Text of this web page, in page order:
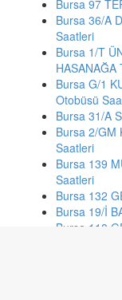
Bursa 97
Bursa 36/A
Saatleri
Bursa 1/T
Bursa G/1
Otobüsü
Bursa 31/A
Bursa 2/GM
Saatleri
Bursa 139
Saatleri
Bursa 132
Bursa 19/İ
Bursa 118